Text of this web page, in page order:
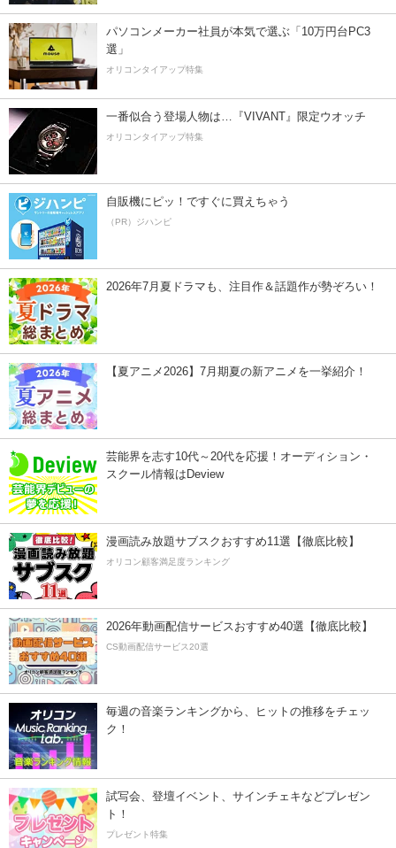
パソコンメーカー社員が本気で選ぶ「10万円台PC3
選」
オリコンタイアップ特集
一番似合う登場人物は…『VIVANT』限定ウオッチ
オリコンタイアップ特集
自販機にピッ！ですぐに買えちゃう
（PR）ジハンピ
2026年7月夏ドラマも、注目作＆話題作が勢ぞろい！
【夏アニメ2026】7月期夏の新アニメを一挙紹介！
芸能界を志す10代～20代を応援！オーディション・
スクール情報はDeview
漫画読み放題サブスクおすすめ11選【徹底比較】
オリコン顧客満足度ランキング
2026年動画配信サービスおすすめ40選【徹底比較】
CS動画配信サービス20選
毎週の音楽ランキングから、ヒットの推移をチェッ
ク！
試写会、登壇イベント、サインチェキなどプレゼン
ト！
プレゼント特集